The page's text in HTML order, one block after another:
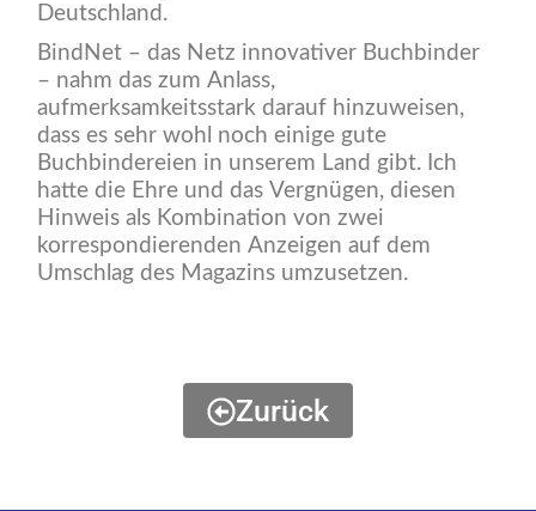
Deutschland.
BindNet – das Netz innovativer Buchbinder
– nahm das zum Anlass,
aufmerksamkeitsstark darauf hinzuweisen,
dass es sehr wohl noch einige gute
Buchbindereien in unserem Land gibt. Ich
hatte die Ehre und das Vergnügen, diesen
Hinweis als Kombination von zwei
korrespondierenden Anzeigen auf dem
Umschlag des Magazins umzusetzen.
Zurück